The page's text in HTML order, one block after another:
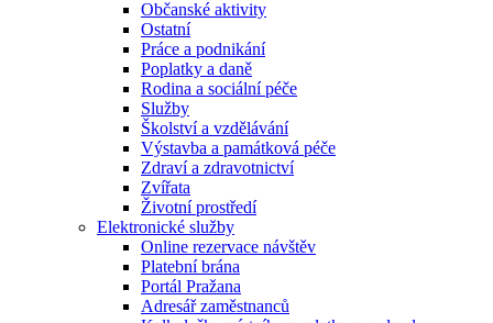
Občanské aktivity
Ostatní
Práce a podnikání
Poplatky a daně
Rodina a sociální péče
Služby
Školství a vzdělávání
Výstavba a památková péče
Zdraví a zdravotnictví
Zvířata
Životní prostředí
Elektronické služby
Online rezervace návštěv
Platební brána
Portál Pražana
Adresář zaměstnanců